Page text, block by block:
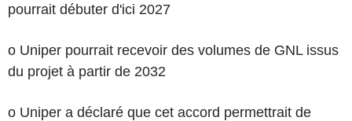
pourrait débuter d'ici 2027
o Uniper pourrait recevoir des volumes de GNL issus
du projet à partir de 2032
o Uniper a déclaré que cet accord permettrait de